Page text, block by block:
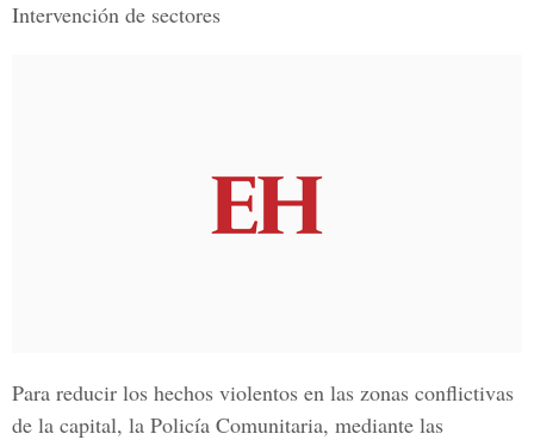
Intervención de sectores
Para reducir los hechos violentos en las zonas conflictivas
de la capital, la Policía Comunitaria, mediante las